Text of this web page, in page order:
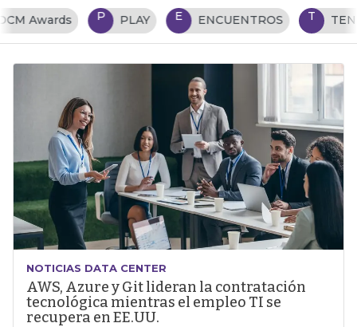
P PLAY E ENCUENTROS T TENDENCIAS TI
NOTICIAS DATA CENTER
AWS, Azure y Git lideran la contratación
tecnológica mientras el empleo TI se
recupera en EE.UU.